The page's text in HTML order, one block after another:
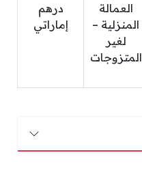
العمالة
المنزلية –
لغير
المتزوجات
درهم
إماراتي